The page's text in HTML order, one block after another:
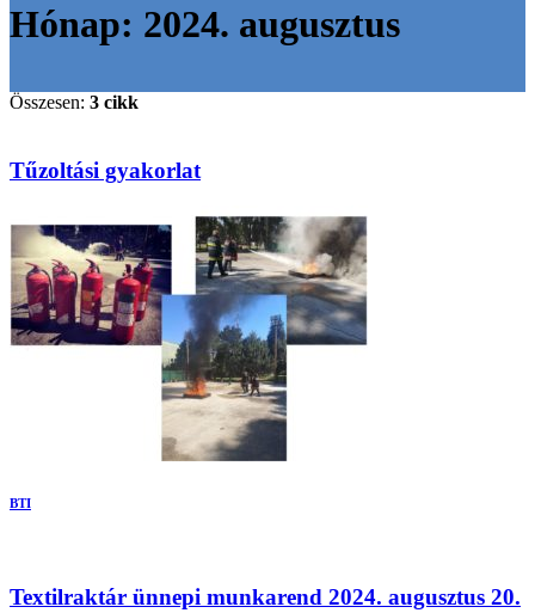
Hónap: 2024. augusztus
Összesen: 3 cikk
Tűzoltási gyakorlat
BTI
Textilraktár ünnepi munkarend 2024. augusztus 20.